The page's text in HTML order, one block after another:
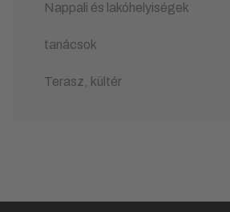
Nappali és lakóhelyiségek
tanácsok
Terasz, kültér